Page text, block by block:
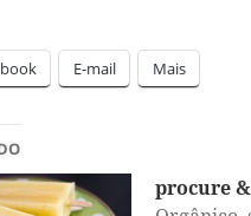
E-mail Mais
procure